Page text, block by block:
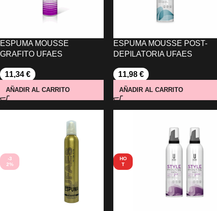
ESPUMA MOUSSE
GRAFITO UFAES
11,34 €
AÑADIR AL CARRITO
ESPUMA MOUSSE POST-
DEPILATORIA UFAES
11,98 €
AÑADIR AL CARRITO
-3
2%
HO
T